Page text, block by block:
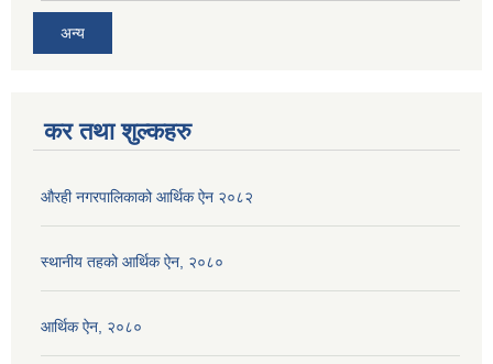
अन्य
कर तथा शुल्कहरु
औरही नगरपालिकाको आर्थिक ऐन २०८२
स्थानीय तहको आर्थिक ऐन, २०८०
आर्थिक ऐन, २०८०